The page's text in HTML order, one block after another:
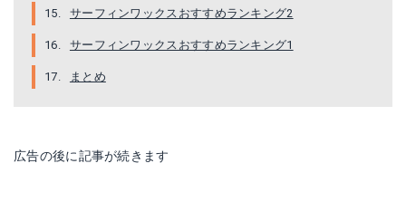
サーフィンワックスおすすめランキング2
サーフィンワックスおすすめランキング1
まとめ
広告の後に記事が続きます